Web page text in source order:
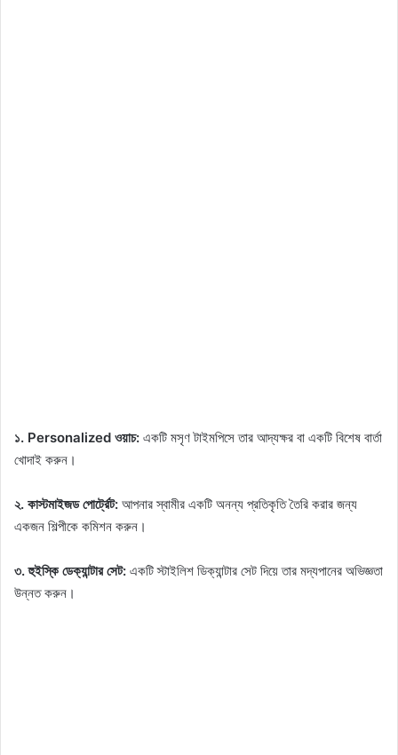
১. Personalized ওয়াচ: একটি মসৃণ টাইমপিসে তার আদ্যক্ষর বা একটি বিশেষ বার্তা
খোদাই করুন।
২. কাস্টমাইজড পোর্ট্রেট: আপনার স্বামীর একটি অনন্য প্রতিকৃতি তৈরি করার জন্য
একজন শিল্পীকে কমিশন করুন।
৩. হুইস্কি ডেক্যান্টার সেট: একটি স্টাইলিশ ডিক্যান্টার সেট দিয়ে তার মদ্যপানের অভিজ্ঞতা
উন্নত করুন।